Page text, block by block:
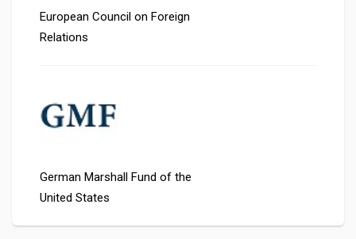
European Council on Foreign
Relations
German Marshall Fund of the
United States